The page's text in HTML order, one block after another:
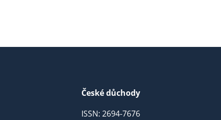
České důchody
ISSN: 2694-7676